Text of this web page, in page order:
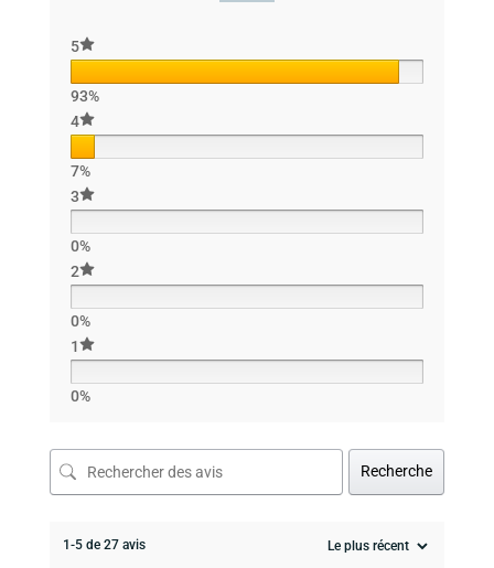
5
93%
4
7%
3
0%
2
0%
1
0%
Recherche
1-5 de 27 avis